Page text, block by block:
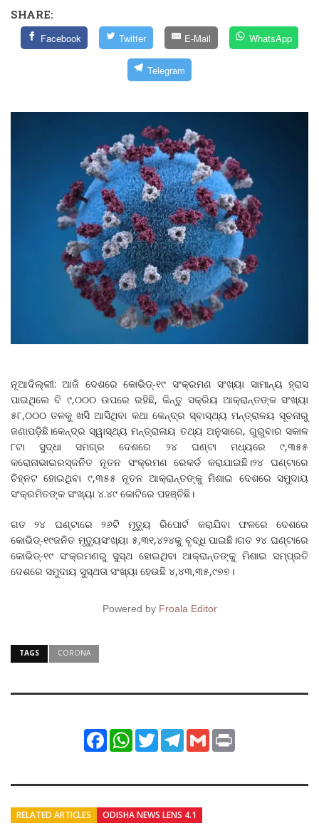
SHARE:
Facebook Twitter E-Mail WhatsApp
Telegram
ନୂଆଦିଲ୍ଲୀ: ଆଜି ଦେଶରେ କୋଭିଡ୍‌-୧୯ ସଂକ୍ରମଣ ସଂଖ୍ୟା ସାମାନ୍ୟ ହ୍ରାସ
ପାଇଥିଲେ ବି ୯,୦୦୦ ଉପରେ ରହିଛି, କିନ୍ତୁ ସକ୍ରିୟ ଆକ୍ରାନ୍ତଙ୍କ ସଂଖ୍ୟା
୫୮,୦୦୦ ତଳକୁ ଖସି ଆସିଥିବା କଥା କେନ୍ଦ୍ର ସ୍ବାସ୍ଥ୍ୟ ମନ୍ତ୍ରାଳୟ ସୂଚନାରୁ
ଜଣାପଡ଼ିଛି।କେନ୍ଦ୍ର ସ୍ୱାସ୍ଥ୍ୟ ମନ୍ତ୍ରାଳାୟ ତଥ୍ୟ ଅନୁସାରେ, ଗୁରୁବାର ସକାଳ
୮ଟା ସୁଦ୍ଧା ସମଗ୍ର ଦେଶରେ ୨୪ ଘଣ୍ଟା ମଧ୍ୟରେ ୯,୩୫୫
କରୋନାଭାଇରସ୍‌ଜନିତ ନୂତନ ସଂକ୍ରମଣ ରେକର୍ଡ କରାଯାଇଛି।୨୪ ଘଣ୍ଟାରେ
ଚିହ୍ନଟ ହୋଇଥିବା ୯,୩୫୫ ନୂତନ ଆକ୍ରାନ୍ତଙ୍କୁ ମିଶାଇ ଦେଶରେ ସମୁଦାୟ
ସଂକ୍ରମିତଙ୍କ ସଂଖ୍ୟା ୪.୪୯ କୋଟିରେ ପହଞ୍ଚିଛି।
ଗତ ୨୪ ‌ଘଣ୍ଟାରେ ୨୬ଟି ମୃତ୍ୟୁ ରିପୋର୍ଟ କରାଯିବା ଫଳରେ ଦେଶରେ
କୋଭିଡ୍‌-୧୯ଜନିତ ମୃତ୍ୟୁସଂଖ୍ୟା ୫,୩୧,୪୨୪କୁ ବୃଦ୍ଧି ପାଇଛି।ଗତ ୨୪ ଘଣ୍ଟାରେ
କୋଭିଡ୍-୧୯ ସଂକ୍ରମଣରୁ ସୁସ୍ଥ ହୋଇଥିବା ଆକ୍ରାନ୍ତଙ୍କୁ ମିଶାଇ ସମ୍ପ୍ରତି
ଦେଶରେ ସମୁଦାୟ ସୁସ୍ଥତା ସଂଖ୍ୟା ହେଉଛି ୪,୪୩,୩୫,୯୭୭।
Powered by Froala Editor
TAGS CORONA
FacebookWhatsApp
TwitterTelegram
Gmail
RELATED ARTICLES ODISHA NEWS LENS 4.1